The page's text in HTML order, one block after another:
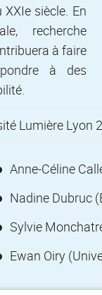
siècle. En
recherche
à faire
à des
Lumière Lyon
Anne-Céline
Nadine Dubruc
Sylvie
Ewan Oiry